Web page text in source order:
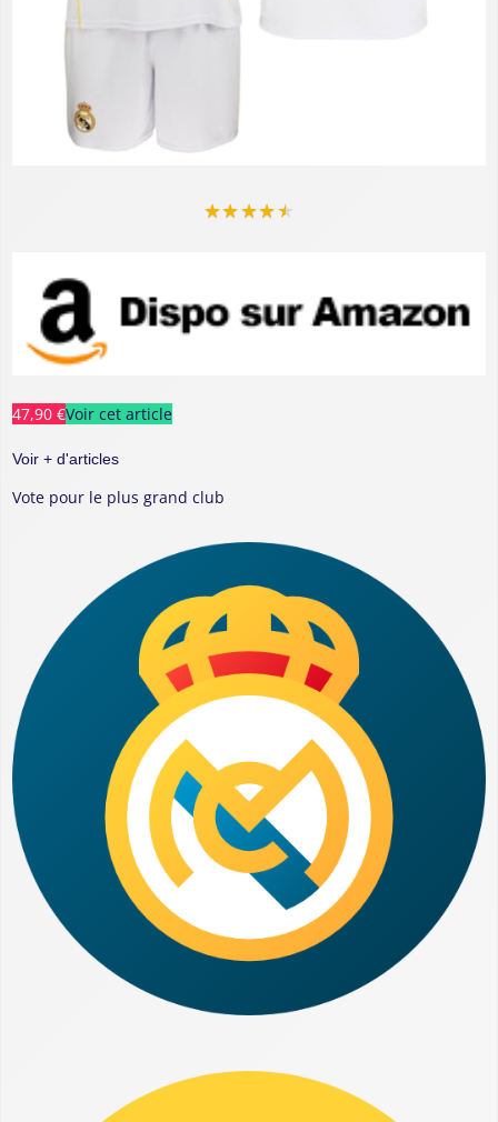
★★★★★
47,90 €Voir cet article
Voir + d'articles
Vote pour le plus grand club